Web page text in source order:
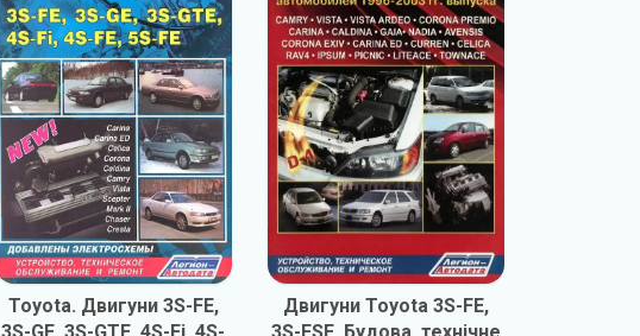
Toyota. Двигуни 3S-FE,
Двигуни Toyota 3S-FE,